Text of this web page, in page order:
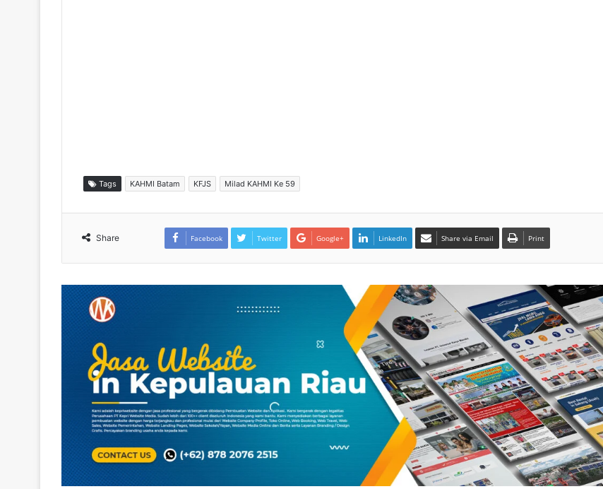
Tags KAHMI Batam KFJS Milad KAHMI Ke 59
Share Facebook Twitter Google+ LinkedIn Share via Email Print